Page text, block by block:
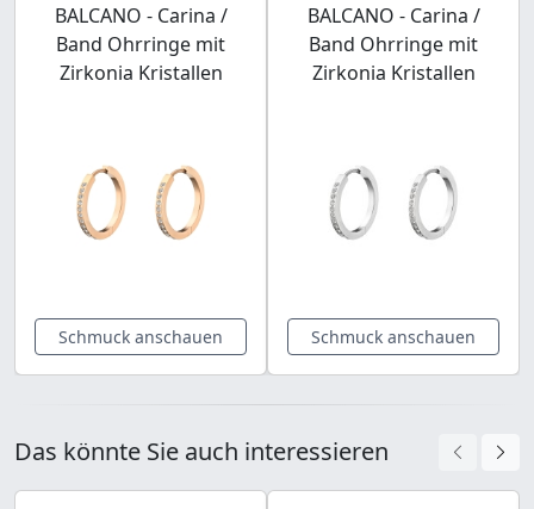
BALCANO - Carina /
Band Ohrringe mit
Zirkonia Kristallen
Schmuck anschauen
BALCANO - Carina /
Band Ohrringe mit
Zirkonia Kristallen
Schmuck anschauen
Das könnte Sie auch interessieren